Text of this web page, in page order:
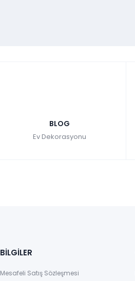
BLOG
Ev Dekorasyonu
BİLGİLER
Mesafeli Satış Sözleşmesi